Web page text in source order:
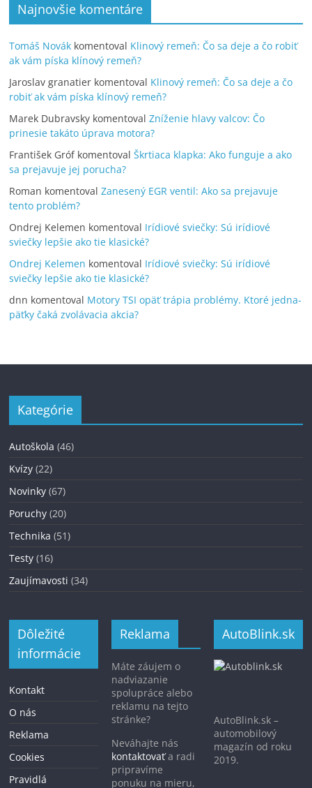
Najnovšie komentáre
Tomáš Novák komentoval Klinový remeň: Čo sa deje a čo robiť
ak vám píska klínový remeň?
Jaroslav granatier komentoval Klinový remeň: Čo sa deje a čo
robiť ak vám píska klínový remeň?
Marek Dubravsky komentovalZníženie hlavy valcov: Čo
prinesie takáto úprava motora?
František GrófkomentovalŠkrtiaca klapka: Ako funguje a ako
sa prejavuje jej porucha?
Roman komentovalZanesený EGR ventil: Ako sa prejavuje
tento problém?
Ondrej Kelemen komentoval Irídiové sviečky: Sú irídiové
sviečky lepšie ako tie klasické?
Ondrej Kelemen komentoval Irídiové sviečky: Sú irídiové
sviečky lepšie ako tie klasické?
dnn komentoval Motory TSI opäť trápia problémy. Ktoré jedna-
päťky čaká zvolávacia akcia?
Kategórie
Autoškola (46)
Kvízy (22)
Novinky (67)
Poruchy (20)
Technika (51)
Testy (16)
Zaujímavosti (34)
Dôležité
informácie
Kontakt
O nás
Reklama
Cookies
Pravidlá
Reklama
Máte záujem o
nadviazanie
spolupráce alebo
reklamu na tejto
stránke?
Neváhajte nás
kontaktovaťa radi
pripravíme
ponuku na mieru,
AutoBlink.sk
AutoBlink.sk –
automobilový
magazín od roku
2019.